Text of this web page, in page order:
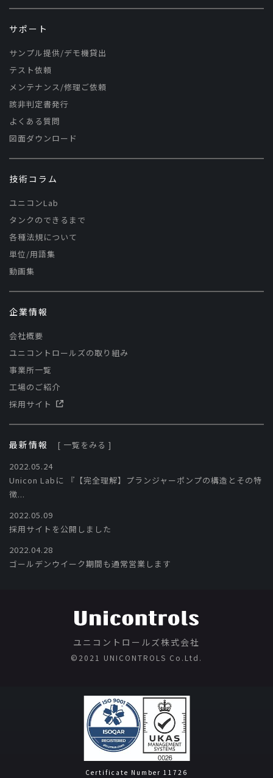
サポート
サンプル提供/デモ機貸出
テスト依頼
メンテナンス/修理ご依頼
該非判定書発行
よくある質問
図面ダウンロード
技術コラム
ユニコンLab
タンクのできるまで
各種法規について
単位/用語集
動画集
企業情報
会社概要
ユニコントロールズの取り組み
事業所一覧
工場のご紹介
採用サイト
最新情報
[ 一覧をみる ]
2022.05.24
Unicon Labに​ 『【完全理解】プランジャーポンプの構造とその特
徴...
2022.05.09
採用サイトを公開しました
2022.04.28
ゴールデンウイーク期間も通常営業します
ユニコントロールズ株式会社
©️2021 UNICONTROLS Co.Ltd.
Certificate Number 11726